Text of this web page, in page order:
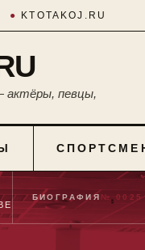
● KTOTAKOJ.RU
актёры, певцы,
БИОГРАФИЯ№ 0025